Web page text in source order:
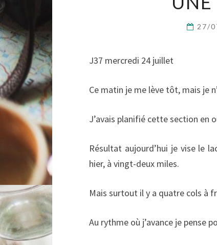
27/
J37 mercredi 24 juillet
Ce matin je me lève tôt, mais je
J’avais planifié cette section en
Résultat aujourd’hui je vise le
hier, à vingt-deux miles.
Mais surtout il y a quatre cols à
Au rythme où j’avance je pense